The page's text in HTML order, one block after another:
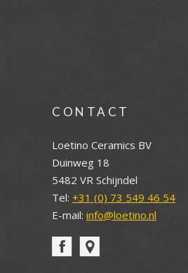
CONTACT
Loetino Ceramics BV
Duinweg 18
5482 VR Schijndel
Tel: +31 (0) 73 549 46 54
E-mail: info@loetino.nl